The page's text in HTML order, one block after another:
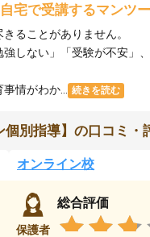
宅で受講するマンツ
ることがありません。
強しない」「受験が不安
情がわか...
続きを読む
別指導】の口コミ・
オンライン校
保護者
総合評価